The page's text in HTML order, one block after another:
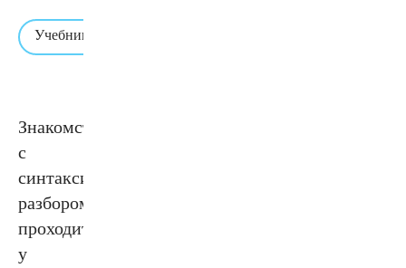
Учебник
Знакомство
с
синтаксическим
разбором
проходит
у